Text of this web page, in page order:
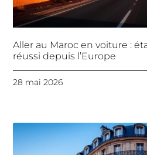
Aller au Maroc en voiture :
réussi depuis l’Europe
28 mai 2026